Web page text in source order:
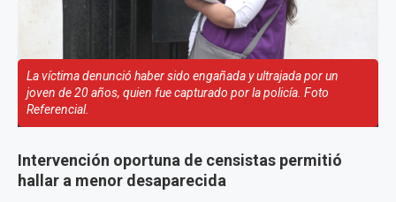
La víctima denunció haber sido engañada y ultrajada por un
joven de 20 años, quien fue capturado por la policía. Foto
Referencial.
Intervención oportuna de censistas permitió
hallar a menor desaparecida